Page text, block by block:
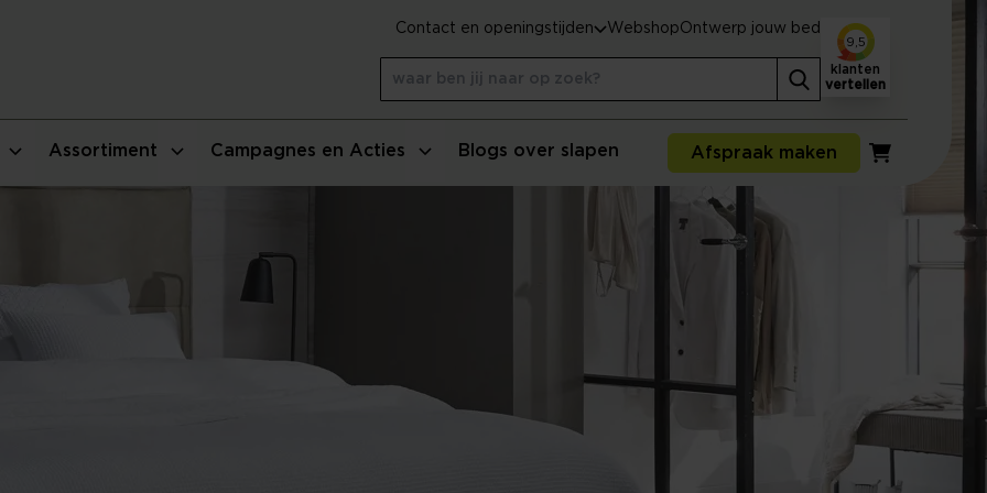
Assortiment Campagnes en Acties Blogs over slapen Afspraak maken
Winkelwagen
Contact en openingstijden WebshopOntwerp jouw bed
9,5
klanten
vertellen